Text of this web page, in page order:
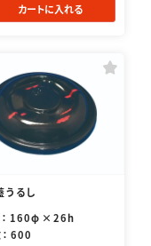
カートに入れる
るし
：160φ×26h
600